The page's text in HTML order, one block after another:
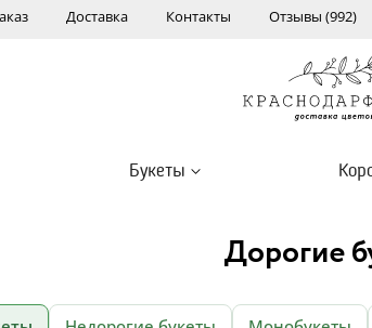
Доставка Контакты Отзывы (992)
Букеты
Дорогие